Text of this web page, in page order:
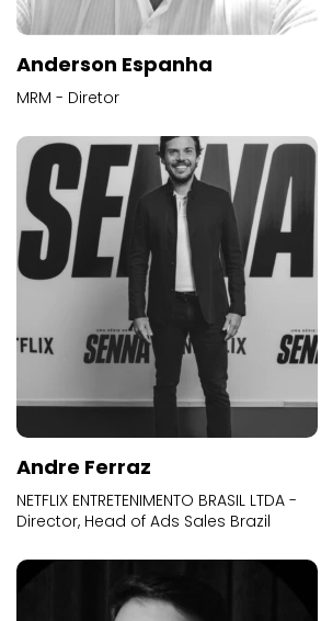
Anderson Espanha
MRM - Diretor
Andre Ferraz
NETFLIX ENTRETENIMENTO BRASIL LTDA -
Director, Head of Ads Sales Brazil